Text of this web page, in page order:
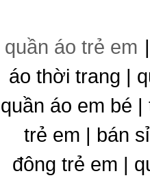
quần áo trẻ em
áo thời trang |
quần áo em bé
trẻ em | bán
đông trẻ em |